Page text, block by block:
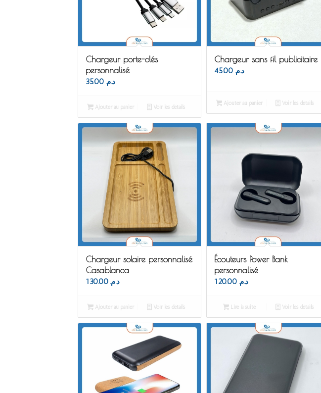
Chargeur porte-clés
personnalisé
د.م. 35.00
Ajouter au panier Voir les détails
Chargeur sans fil publicitaire
د.م. 45.00
Ajouter au panier Voir les détails
Chargeur solaire personnalisé
Casablanca
د.م. 130.00
Ajouter au panier Voir les détails
Écouteurs Power Bank
personnalisé
د.م. 120.00
Lire la suite Voir les détails